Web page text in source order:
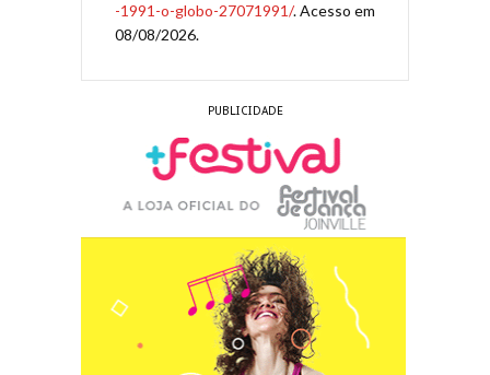
-1991-o-globo-27071991/. Acesso em
08/08/2026.
PUBLICIDADE